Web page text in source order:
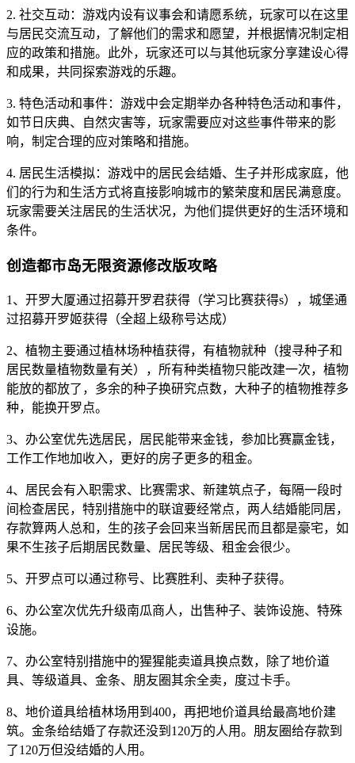
2. 社交互动：游戏内设有议事会和请愿系统，玩家可以在这里
与居民交流互动，了解他们的需求和愿望，并根据情况制定相
应的政策和措施。此外，玩家还可以与其他玩家分享建设心得
和成果，共同探索游戏的乐趣。
3. 特色活动和事件：游戏中会定期举办各种特色活动和事件，
如节日庆典、自然灾害等，玩家需要应对这些事件带来的影
响，制定合理的应对策略和措施。
4. 居民生活模拟：游戏中的居民会结婚、生子并形成家庭，他
们的行为和生活方式将直接影响城市的繁荣度和居民满意度。
玩家需要关注居民的生活状况，为他们提供更好的生活环境和
条件。
创造都市岛无限资源修改版攻略
1、开罗大厦通过招募开罗君获得（学习比赛获得s），城堡通
过招募开罗姬获得（全超上级称号达成）
2、植物主要通过植林场种植获得，有植物就种（搜寻种子和
居民数量植物数量有关），所有种类植物只能改建一次，植物
能放的都放了，多余的种子换研究点数，大种子的植物推荐多
种，能换开罗点。
3、办公室优先选居民，居民能带来金钱，参加比赛赢金钱，
工作工作地加收入，更好的房子更多的租金。
4、居民会有入职需求、比赛需求、新建筑点子，每隔一段时
间检查居民，特别措施中的联谊要经常点，两人结婚能同居，
存款算两人总和，生的孩子会回来当新居民而且都是豪宅，如
果不生孩子后期居民数量、居民等级、租金会很少。
5、开罗点可以通过称号、比赛胜利、卖种子获得。
6、办公室次优先升级南瓜商人，出售种子、装饰设施、特殊
设施。
7、办公室特别措施中的猩猩能卖道具换点数，除了地价道
具、等级道具、金条、朋友圈其余全卖，度过卡手。
8、地价道具给植林场用到400，再把地价道具给最高地价建
筑。金条给结婚了存款还没到120万的人用。朋友圈给存款到
了120万但没结婚的人用。